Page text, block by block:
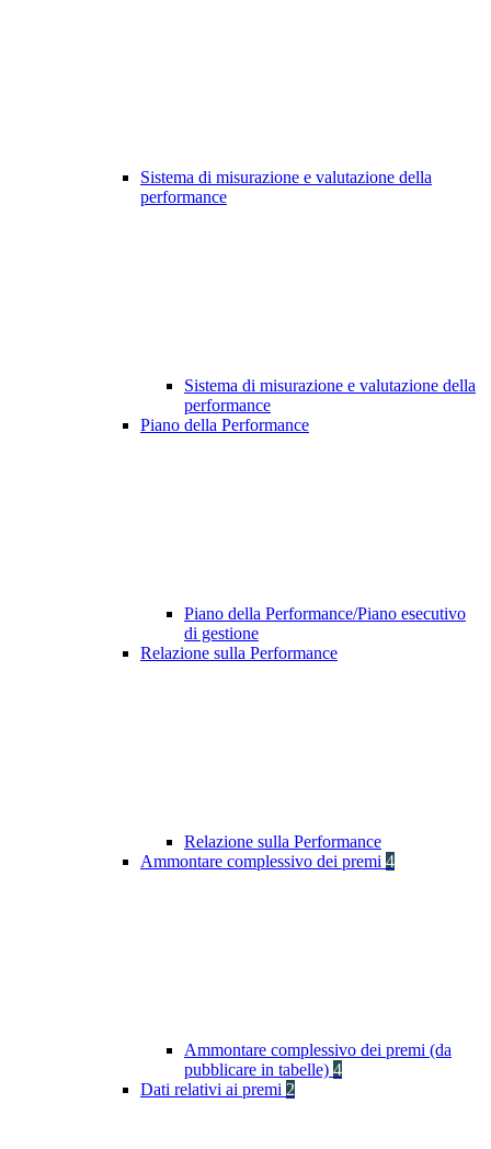
Sistema di misurazione e valutazione della
performance
Sistema di misurazione e valutazione della
performance
Piano della Performance
Piano della Performance/Piano esecutivo
di gestione
Relazione sulla Performance
Relazione sulla Performance
Ammontare complessivo dei premi 4
Ammontare complessivo dei premi (da
pubblicare in tabelle) 4
Dati relativi ai premi 2